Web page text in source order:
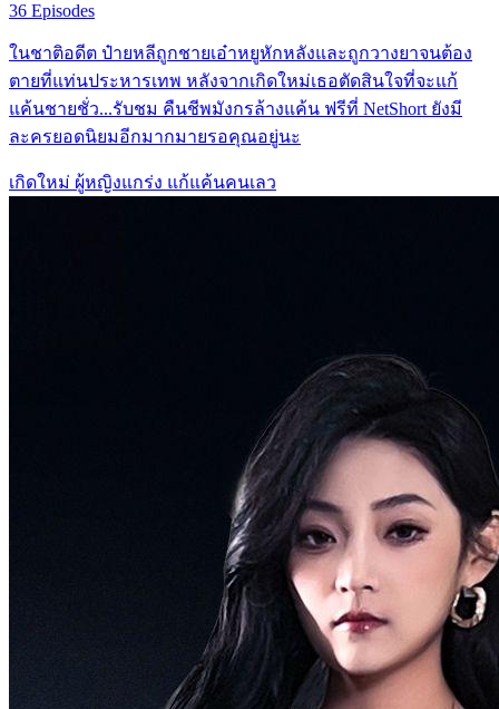
36 Episodes
ในชาติอดีต ป๋ายหลีถูกชายเอ๋าหยูหักหลังและถูกวางยาจนต้อง
ตายที่แท่นประหารเทพ หลังจากเกิดใหม่เธอตัดสินใจที่จะแก้
แค้นชายชั่ว...รับชม คืนชีพมังกรล้างแค้น ฟรีที่ NetShort ยังมี
ละครยอดนิยมอีกมากมายรอคุณอยู่นะ
เกิดใหม่ ผู้หญิงแกร่ง แก้แค้นคนเลว